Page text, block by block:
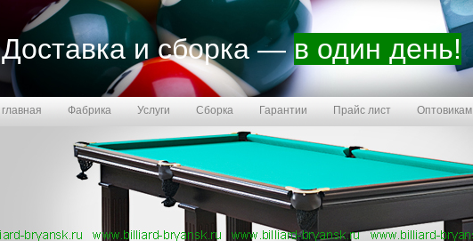
Доставка и сборка —в один день!
главная Фабрика Услуги Сборка Гарантии Прайс лист Оптовикам